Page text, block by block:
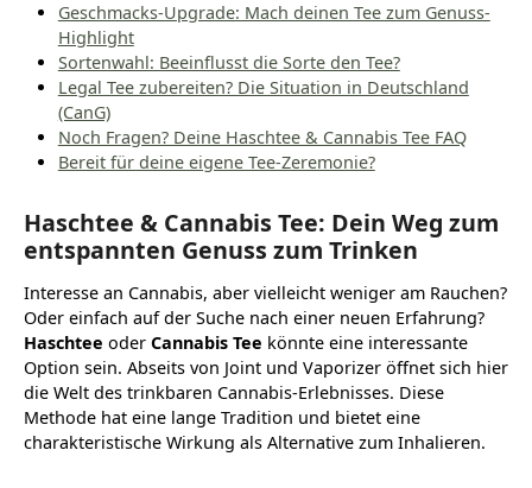
Geschmacks-Upgrade: Mach deinen Tee zum Genuss-
Highlight
Sortenwahl: Beeinflusst die Sorte den Tee?
Legal Tee zubereiten? Die Situation in Deutschland
(CanG)
Noch Fragen? Deine Haschtee & Cannabis Tee FAQ
Bereit für deine eigene Tee-Zeremonie?
Haschtee & Cannabis Tee: Dein Weg zum
entspannten Genuss zum Trinken
Interesse an Cannabis, aber vielleicht weniger am Rauchen?
Oder einfach auf der Suche nach einer neuen Erfahrung?
Haschtee oder Cannabis Tee könnte eine interessante
Option sein. Abseits von Joint und Vaporizer öffnet sich hier
die Welt des trinkbaren Cannabis-Erlebnisses. Diese
Methode hat eine lange Tradition und bietet eine
charakteristische Wirkung als Alternative zum Inhalieren.